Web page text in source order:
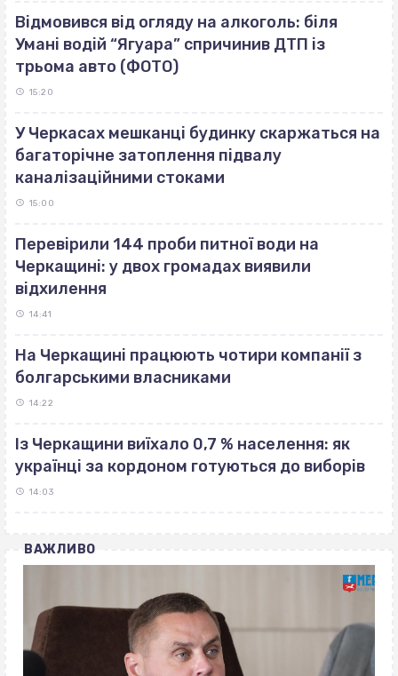
Відмовився від огляду на алкоголь: біля
Умані водій “Ягуара” спричинив ДТП із
трьома авто (ФОТО)
15:20
У Черкасах мешканці будинку скаржаться на
багаторічне затоплення підвалу
каналізаційними стоками
15:00
Перевірили 144 проби питної води на
Черкащині: у двох громадах виявили
відхилення
14:41
На Черкащині працюють чотири компанії з
болгарськими власниками
14:22
Із Черкащини виїхало 0,7 % населення: як
українці за кордоном готуються до виборів
14:03
ВАЖЛИВО